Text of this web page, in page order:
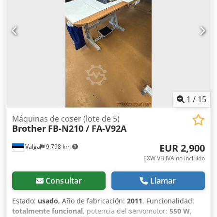
1 / 15
Valga 9,798 km
Máquinas de coser (lote de 5)
Brother FB-N210 / FA-V92A
EUR 2,900
EXW VB IVA no incluído
Consultar Llamar
Estado: usado, Año de fabricación: 2011, Funcionalidad:
totalmente funcional, potencia del servomotor: 550 W,